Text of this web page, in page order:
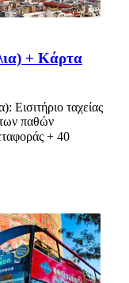
+ Κάρτα
Εισιτήριο ταχείας
παθών
+ 40